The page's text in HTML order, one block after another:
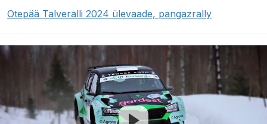
Otepää Talveralli 2024 ülevaade, pangazrally